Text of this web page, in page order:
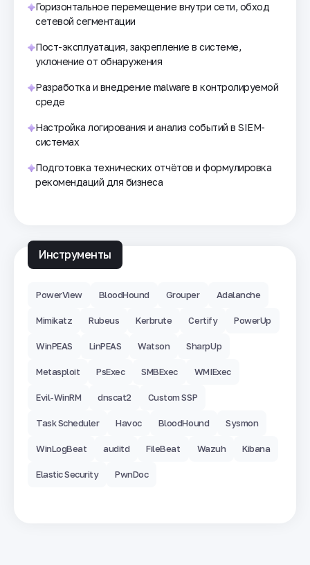
Горизонтальное перемещение внутри сети, обход
сетевой сегментации
Пост-эксплуатация, закрепление в системе,
уклонение от обнаружения
Разработка и внедрение malware в контролируемой
среде
Настройка логирования и анализ событий в SIEM-
системах
Подготовка технических отчётов и формулировка
рекомендаций для бизнеса
Инструменты
PowerView BloodHound Grouper Adalanche
Mimikatz Rubeus Kerbrute Certify PowerUp
WinPEAS LinPEAS Watson SharpUp
Metasploit PsExec SMBExec WMIExec
Evil-WinRM dnscat2 Custom SSP
Task Scheduler Havoc BloodHound Sysmon
WinLogBeat auditd FileBeat Wazuh Kibana
Elastic Security PwnDoc